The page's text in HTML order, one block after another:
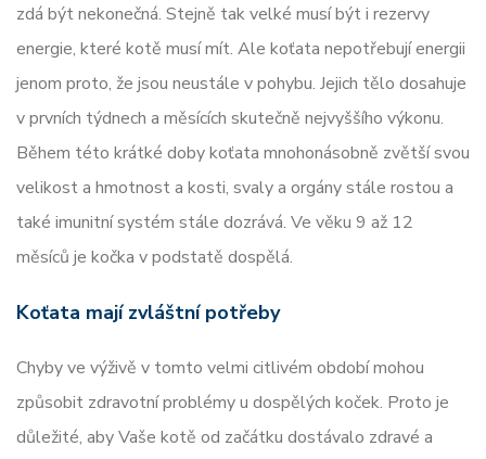
zdá být nekonečná. Stejně tak velké musí být i rezervy
energie, které kotě musí mít. Ale koťata nepotřebují energii
jenom proto, že jsou neustále v pohybu. Jejich tělo dosahuje
v prvních týdnech a měsících skutečně nejvyššího výkonu.
Během této krátké doby koťata mnohonásobně zvětší svou
velikost a hmotnost a kosti, svaly a orgány stále rostou a
také imunitní systém stále dozrává. Ve věku 9 až 12
měsíců je kočka v podstatě dospělá.
Koťata mají zvláštní potřeby
Chyby ve výživě v tomto velmi citlivém období mohou
způsobit zdravotní problémy u dospělých koček. Proto je
důležité, aby Vaše kotě od začátku dostávalo zdravé a